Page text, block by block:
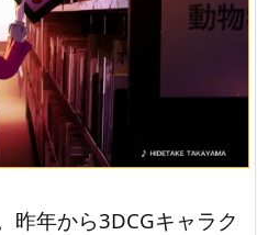
昨年から3DCGキャラク